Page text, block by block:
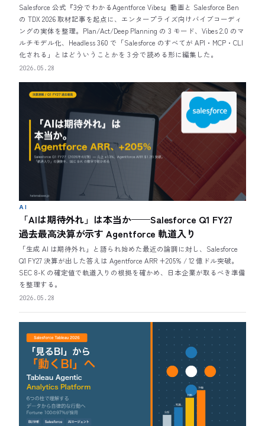
Salesforce 公式『3分でわかるAgentforce Vibes』動画と Salesforce Ben
の TDX 2026 取材記事を起点に、エンタープライズ向けバイブコーディ
ングの実体を整理。Plan/Act/Deep Planning の 3 モード、Vibes 2.0 のマ
ルチモデル化、Headless 360 で「Salesforce のすべてが API・MCP・CLI
化される」とはどういうことかを 3 分で読める形に編集した。
2026.05.28
AI
「AIは期待外れ」は本当か——Salesforce Q1 FY27
過去最高決算が示す Agentforce 軌道入り
「生成 AI は期待外れ」と語られ始めた最近の論調に対し、Salesforce
Q1 FY27 決算が出した答えは Agentforce ARR +205% / 12 億ドル突破。
SEC 8-K の確定値で軌道入りの根拠を確かめ、日本企業が取るべき準備
を整理する。
2026.05.28